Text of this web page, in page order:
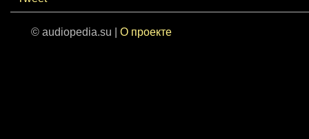
© audiopedia.su | О проекте